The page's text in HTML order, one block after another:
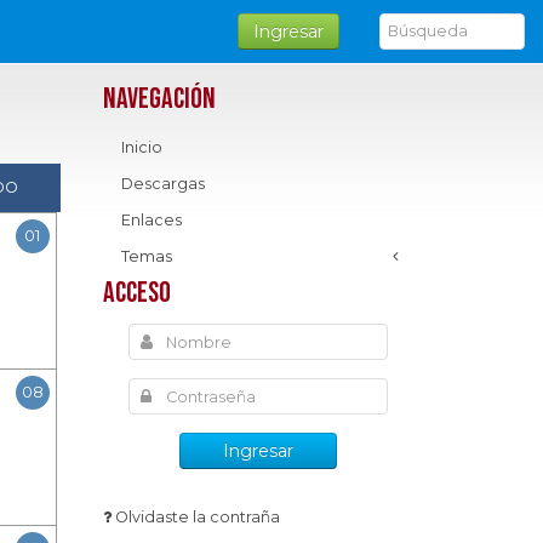
Ingresar
01
08
Navegación
Inicio
Descargas
Enlaces
Temas
Acceso
Ingresar
Olvidaste la contraña